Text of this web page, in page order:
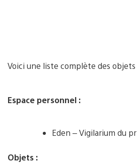
Voici une liste complète des objets
Espace personnel :
Eden – Vigilarium du
Objets :